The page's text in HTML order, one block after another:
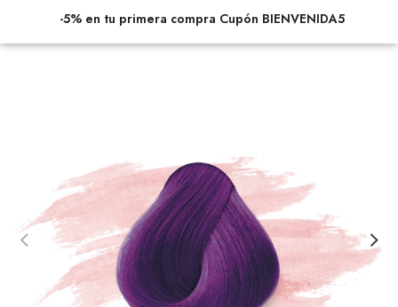
-5% en tu primera compra Cupón BIENVENIDA5